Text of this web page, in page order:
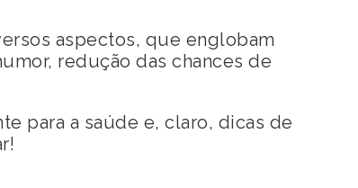
aspectos, que englobam
redução das chances de
para a saúde e, claro, dicas de